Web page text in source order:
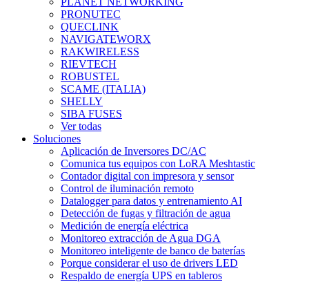
PRONUTEC
QUECLINK
NAVIGATEWORX
RAKWIRELESS
RIEVTECH
ROBUSTEL
SCAME (ITALIA)
SHELLY
SIBA FUSES
Ver todas
Soluciones
Aplicación de Inversores DC/AC
Comunica tus equipos con LoRA Meshtastic
Contador digital con impresora y sensor
Control de iluminación remoto
Datalogger para datos y entrenamiento AI
Detección de fugas y filtración de agua
Medición de energía eléctrica
Monitoreo extracción de Agua DGA
Monitoreo inteligente de banco de baterías
Porque considerar el uso de drivers LED
Respaldo de energía UPS en tableros